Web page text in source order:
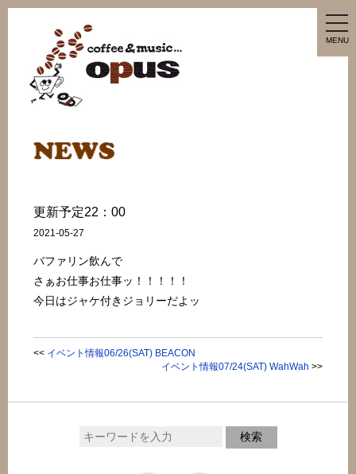
MENU
更新予定22：00
2021-05-27
バファリン飲んで
さぁお仕事お仕事ッ！！！！！
今日はジャケ付きジョリーだよッ
<< イベント情報06/26(SAT) BEACON
イベント情報07/24(SAT) WahWah >>